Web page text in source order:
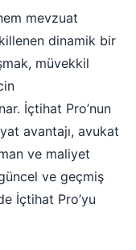
mevzuat
dinamik bir
müvekkil
İçtihat Pro’nun
avantajı, avukat
ve maliyet
ve geçmiş
İçtihat Pro’yu